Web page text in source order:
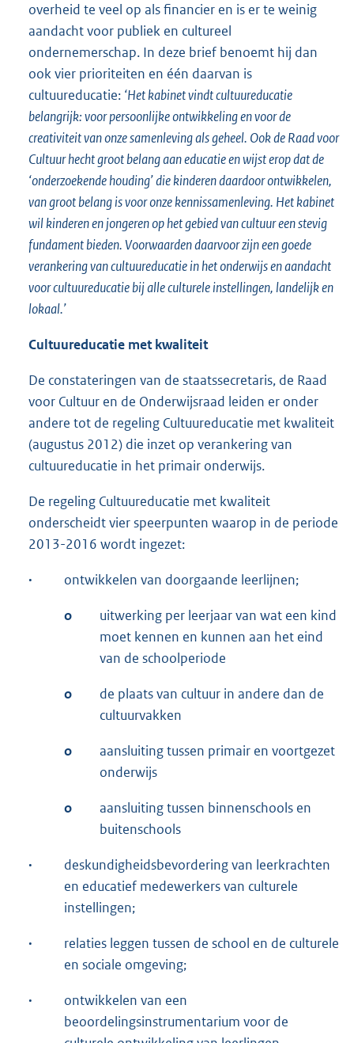
overheid te veel op als financier en is er te weinig
aandacht voor publiek en cultureel
ondernemerschap. In deze brief benoemt hij dan
ook vier prioriteiten en één daarvan is
cultuureducatie: ‘Het kabinet vindt cultuureducatie
belangrijk: voor persoonlijke ontwikkeling en voor de
creativiteit van onze samenleving als geheel. Ook de Raad voor
Cultuur hecht groot belang aan educatie en wijst erop dat de
‘onderzoekende houding’ die kinderen daardoor ontwikkelen,
van groot belang is voor onze kennissamenleving. Het kabinet
wil kinderen en jongeren op het gebied van cultuur een stevig
fundament bieden. Voorwaarden daarvoor zijn een goede
verankering van cultuureducatie in het onderwijs en aandacht
voor cultuureducatie bij alle culturele instellingen, landelijk en
lokaal.’
Cultuureducatie met kwaliteit
De constateringen van de staatssecretaris, de Raad
voor Cultuur en de Onderwijsraad leiden er onder
andere tot de regeling Cultuureducatie met kwaliteit
(augustus 2012) die inzet op verankering van
cultuureducatie in het primair onderwijs.
De regeling Cultuureducatie met kwaliteit
onderscheidt vier speerpunten waarop in de periode
2013-2016 wordt ingezet:
· ontwikkelen van doorgaande leerlijnen;
o
uitwerking per leerjaar van wat een kind
moet kennen en kunnen aan het eind
van de schoolperiode
o
de plaats van cultuur in andere dan de
cultuurvakken
o
aansluiting tussen primair en voortgezet
onderwijs
o
aansluiting tussen binnenschools en
buitenschools
·
deskundigheidsbevordering van leerkrachten
en educatief medewerkers van culturele
instellingen;
·
relaties leggen tussen de school en de culturele
en sociale omgeving;
·
ontwikkelen van een
beoordelingsinstrumentarium voor de